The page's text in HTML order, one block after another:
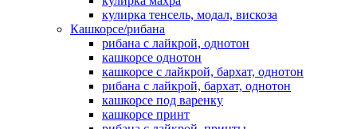
кулирка тенсель, модал, вискоза
Кашкорсе/рибана
рибана с лайкрой, однотон
кашкорсе однотон
кашкорсе с лайкрой, бархат, однотон
рибана с лайкрой, бархат, однотон
кашкорсе под варенку
кашкорсе принт